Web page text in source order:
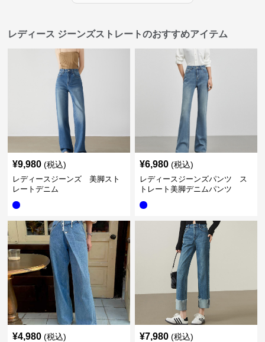
レディース ジーンズストレートのおすすめアイテム
¥9,980 (税込)
レディースジーンズ 美脚スト
レートデニム
¥6,980 (税込)
レディースジーンズパンツ ス
トレート美脚デニムパンツ
¥4,980 (税込) ¥7,980 (税込)